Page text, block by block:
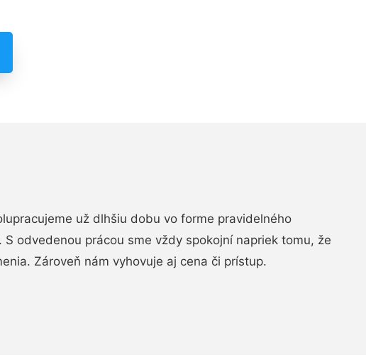
už dlhšiu dobu vo forme pravidelného
S odvedenou prácou sme vždy spokojní napriek tomu, že
Zároveň nám vyhovuje aj cena či prístup.